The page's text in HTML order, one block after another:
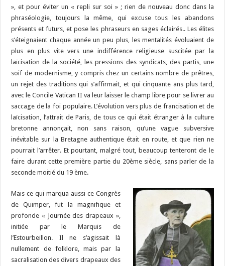
», et pour éviter un « repli sur soi » ; rien de nouveau donc dans la
phraséologie, toujours la même, qui excuse tous les abandons
présents et futurs, et pose les phraseurs en sages éclairés.. Les élites
s’éteignaient chaque année un peu plus, les mentalités évoluaient de
plus en plus vite vers une indifférence religieuse suscitée par la
laïcisation de la société, les pressions des syndicats, des partis, une
soif de modernisme, y compris chez un certains nombre de prêtres,
un rejet des traditions qui s’affirmait, et qui cinquante ans plus tard,
avec le Concile Vatican II va leur laisser le champ libre pour se livrer au
saccage de la foi populaire. L’évolution vers plus de francisation et de
laïcisation, l’attrait de Paris, de tous ce qui était étranger à la culture
bretonne annonçait, non sans raison, qu’une vague subversive
inévitable sur la Bretagne authentique était en route, et que rien ne
pourrait l’arrêter. Et pourtant, malgré tout, beaucoup tenteront de le
faire durant cette première partie du 20ème siècle, sans parler de la
seconde moitié du 19 ème.
Mais ce qui marqua aussi ce Congrès
de Quimper, fut la magnifique et
profonde « Journée des drapeaux »,
initiée par le Marquis de
l’Estourbeillon. Il ne s’agissait là
nullement de folklore, mais par la
sacralisation des divers drapeaux des